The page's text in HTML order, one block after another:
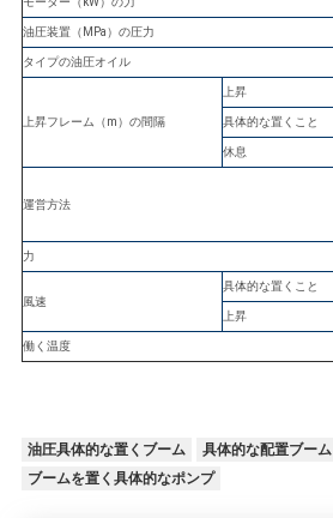
し
な
さ
い
地
図
POLICY
油圧装置（MPa）の圧力
タイプの油圧オイル
上昇フレーム（m）の間隔
上昇
具体的な置くこと
休息
運営方法
力
風速
具体的な置くこと
上昇
働く温度
油圧具体的な置くブーム
具体的な配置ブーム
ブームを置く具体的なポンプ